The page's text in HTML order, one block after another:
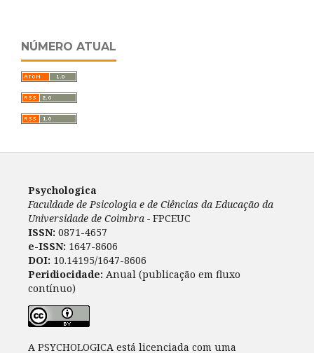
NÚMERO ATUAL
Psychologica
Faculdade de Psicologia e de Ciências da Educação da
Universidade de Coimbra - FPCEUC
ISSN: 0871-4657
e-ISSN: 1647-8606
DOI: 10.14195/1647-8606
Peridiocidade: Anual (publicação em fluxo
contínuo)
A PSYCHOLOGICA está licenciada com uma